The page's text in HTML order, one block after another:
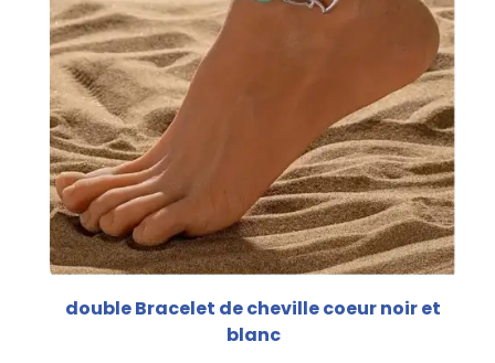
double Bracelet de cheville coeur noir et
blanc